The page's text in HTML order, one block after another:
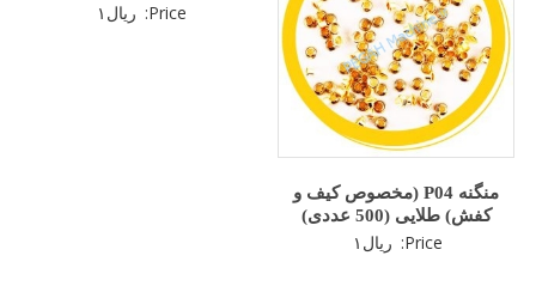
منگنه P04 (مخصوص کیف و
کفش) طلایی (500 عددی)
Price: ریال ۱
Price: ریال ۱